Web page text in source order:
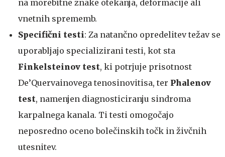
na morebitne znake otekanja, deformacije ali
vnetnih sprememb.
Specifični testi: Za natančno opredelitev težav se
uporabljajo specializirani testi, kot sta
Finkelsteinov test, ki potrjuje prisotnost
De’Quervainovega tenosinovitisa, ter Phalenov
test, namenjen diagnosticiranju sindroma
karpalnega kanala. Ti testi omogočajo
neposredno oceno bolečinskih točk in živčnih
utesnitev.